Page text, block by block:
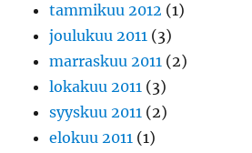
tammikuu 2012 (1)
joulukuu 2011 (3)
marraskuu 2011 (2)
lokakuu 2011 (3)
syyskuu 2011 (2)
elokuu 2011 (1)